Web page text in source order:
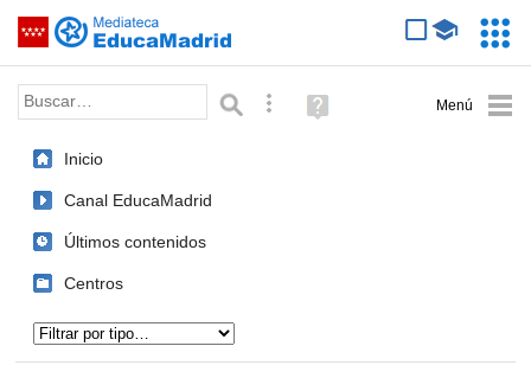
Saltar navegación
Palabra o frase: Búsqueda avanzada
Ayuda
(en
Inicio
Canal EducaMadrid
Últimos contenidos
Centros